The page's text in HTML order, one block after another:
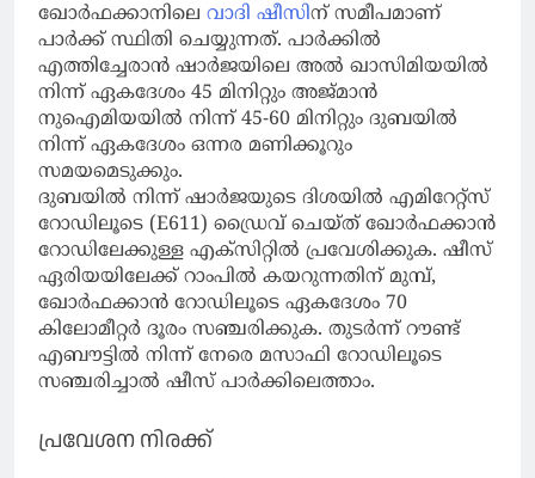
ഖോർഫക്കാനിലെ വാദി ഷീസിന് സമീപമാണ്
പാർക്ക് സ്ഥിതി ചെയ്യുന്നത്. പാർക്കിൽ
എത്തിച്ചേരാൻ ഷാര്‍ജയിലെ അൽ ഖാസിമിയയില്‍
നിന്ന് ഏകദേശം 45 മിനിറ്റും അജ്മാൻ
നുഐമിയയില്‍ നിന്ന് 45-60 മിനിറ്റും ദുബയില്‍
നിന്ന് ഏകദേശം ഒന്നര മണിക്കൂറും
സമയമെടുക്കും.
ദുബയിൽ നിന്ന് ഷാർജയുടെ ദിശയിൽ എമിറേറ്റ്‌സ്
റോഡിലൂടെ (E611) ഡ്രൈവ് ചെയ്ത് ഖോർഫക്കാൻ
റോഡിലേക്കുള്ള എക്‌സിറ്റില്‍ പ്രവേശിക്കുക. ഷീസ്
ഏരിയയിലേക്ക് റാംപിൽ കയറുന്നതിന് മുമ്പ്,
ഖോർഫക്കാൻ റോഡിലൂടെ ഏകദേശം 70
കിലോമീറ്റർ ദൂരം സഞ്ചരിക്കുക. തുടർന്ന് റൗണ്ട്
എബൗട്ടിൽ നിന്ന് നേരെ മസാഫി റോഡിലൂടെ
സഞ്ചരിച്ചാൽ ഷീസ് പാർക്കിലെത്താം.
പ്രവേശന നിരക്ക്